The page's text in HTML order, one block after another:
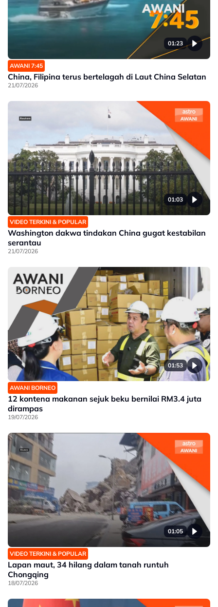
01:23
AWANI 7:45
China, Filipina terus bertelagah di Laut China Selatan
21/07/2026
01:03
VIDEO TERKINI & POPULAR
Washington dakwa tindakan China gugat kestabilan
serantau
21/07/2026
01:53
AWANI BORNEO
12 kontena makanan sejuk beku bernilai RM3.4 juta
dirampas
19/07/2026
01:05
VIDEO TERKINI & POPULAR
Lapan maut, 34 hilang dalam tanah runtuh
Chongqing
18/07/2026